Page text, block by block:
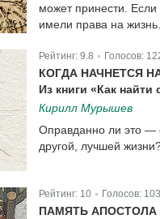
может принести.
имели права на жизнь.
Рейтинг: 9.8 Голосов:
КОГДА НАЧНЕТСЯ
Из книги «Как
Кирилл Мурышев
Оправданно ли это —
другой, лучшей
Рейтинг: 10 Голосов: 103
ПАМЯТЬ АПОСТОЛА